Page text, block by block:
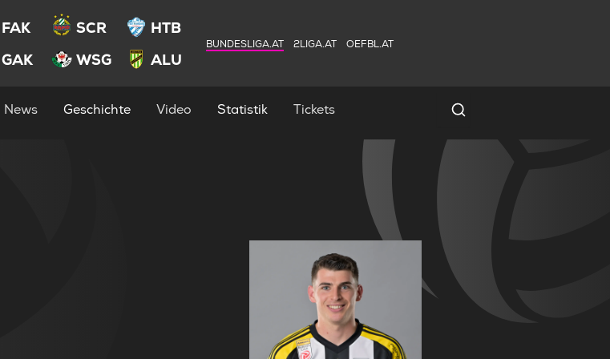
FAK SCR
HTB
GAK WSG ALU
BUNDESLIGA.AT 2LIGA.AT OEFBL.AT
News Geschichte Video Statistik Tickets Spielersuche